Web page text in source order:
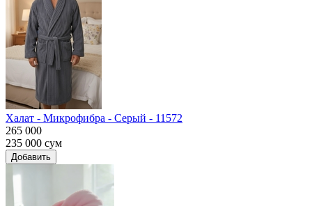
Халат - Микрофибра - Серый - 11572
265 000
235 000 сум
Добавить